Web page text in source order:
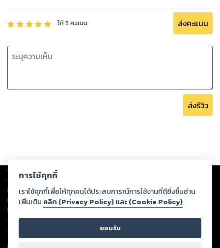
ให้5 คะแนน ส่งคะแนน
ส่งรีวิว
Copyright © 2026
ต่อผลงานหรือเนื้อหาใดที่อัปโหลดผ่านเว็บไซต์และปรากฏว่าละเมิดสิทธิใน
ทรัพย์สินทางปัญญาของบุคคลอื่นหรือขัดต่อกฎหมายและศีลธรรม ดังนั้น ผู้อ่าน
ทุกท่านโปรดใช้วิจารณญาณในการกลั่นกรองด้วยตนเอง และหากท่านพบว่าส่วน
หนึ่งส่วนใดขัดต่อกฎหมายและศีลธรรม กรุณาแจ้งมายังบริษัท เพื่อทีมงานจะได้
ดำเนินการในทันที ทั้งนี้ ทางสตอรี่ล็อกขอสงวนลิขสิทธิ์ตามพระราชบัญญัติ
ลิขสิทธิ์ พ.ศ. 2537 (ฉบับล่าสุด)
การใช้คุกกี้
เราใช้คุกกี้เพื่อให้ทุกคนได้ประสบการณ์การใช้งานที่ดียิ่งขึ้นอ่าน
เพิ่มเติม คลิก (Privacy Policy) และ (Cookie Policy)
ยอมรับ